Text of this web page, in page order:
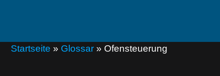
Startseite » Glossar » Ofensteuerung